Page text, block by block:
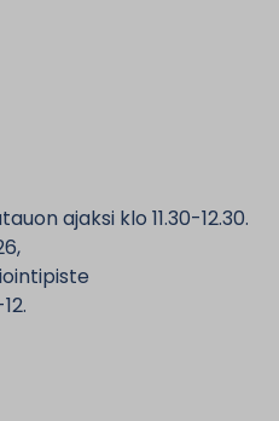
ajaksi klo 11.30-12.30.